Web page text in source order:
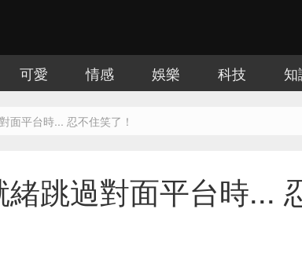
可愛 情感 娛樂 科技
面平台時... 忍不住笑了！
跳過對面平台時...